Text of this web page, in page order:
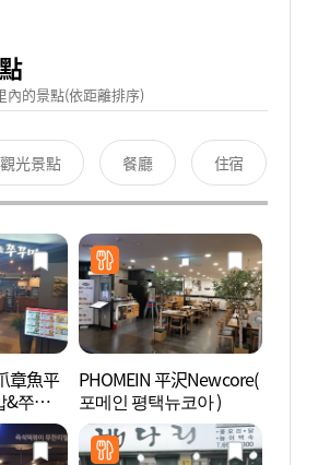
內的景點(依距離排序)
觀光景點 餐廳 住宿
章魚平
쭈꾸미
PHOMEIN 平沢Newcore(
포메인 평택뉴코아 )